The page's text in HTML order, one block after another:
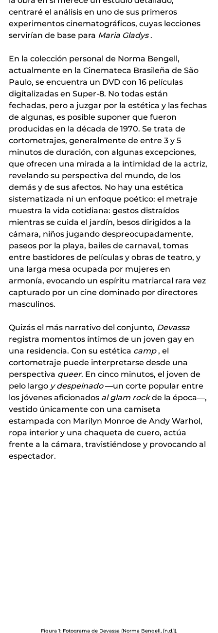
centraré el análisis en uno de sus primeros
experimentos cinematográficos, cuyas lecciones
servirían de base para Maria Gladys .
En la colección personal de Norma Bengell,
actualmente en la Cinemateca Brasileña de São
Paulo, se encuentra un DVD con 16 películas
digitalizadas en Super-8. No todas están
fechadas, pero a juzgar por la estética y las fechas
de algunas, es posible suponer que fueron
producidas en la década de 1970. Se trata de
cortometrajes, generalmente de entre 3 y 5
minutos de duración, con algunas excepciones,
que ofrecen una mirada a la intimidad de la actriz,
revelando su perspectiva del mundo, de los
demás y de sus afectos. No hay una estética
sistematizada ni un enfoque poético: el metraje
muestra la vida cotidiana: gestos distraídos
mientras se cuida el jardín, besos dirigidos a la
cámara, niños jugando despreocupadamente,
paseos por la playa, bailes de carnaval, tomas
entre bastidores de películas y obras de teatro, y
una larga mesa ocupada por mujeres en
armonía, evocando un espíritu matriarcal rara vez
capturado por un cine dominado por directores
masculinos.
Quizás el más narrativo del conjunto, Devassa
registra momentos íntimos de un joven gay en
una residencia. Con su estética camp , el
cortometraje puede interpretarse desde una
perspectiva queer. En cinco minutos, el joven de
pelo largo y despeinado —un corte popular entre
los jóvenes aficionados al glam rock de la época—,
vestido únicamente con una camiseta
estampada con Marilyn Monroe de Andy Warhol,
ropa interior y una chaqueta de cuero, actúa
frente a la cámara, travistiéndose y provocando al
espectador.
Figura 1: Fotograma de Devassa (Norma Bengell, [n.d.]).